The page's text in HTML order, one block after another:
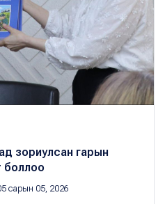
зориулсан гарын
боллоо
сарын 05, 2026